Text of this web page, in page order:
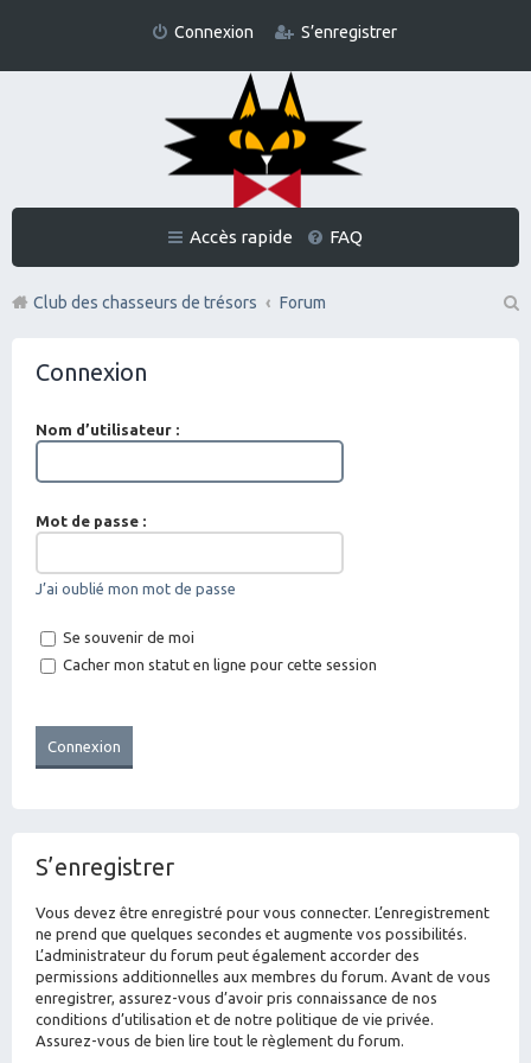
Connexion S’enregistrer
Accès rapide FAQ
Club des chasseurs de trésors
Forum
Connexion
Nom d’utilisateur :
Mot de passe :
J’ai oublié mon mot de passe
Se souvenir de moi
Cacher mon statut en ligne pour cette session
S’enregistrer
Vous devez être enregistré pour vous connecter. L’enregistrement
ne prend que quelques secondes et augmente vos possibilités.
L’administrateur du forum peut également accorder des
permissions additionnelles aux membres du forum. Avant de vous
enregistrer, assurez-vous d’avoir pris connaissance de nos
conditions d’utilisation et de notre politique de vie privée.
Assurez-vous de bien lire tout le règlement du forum.